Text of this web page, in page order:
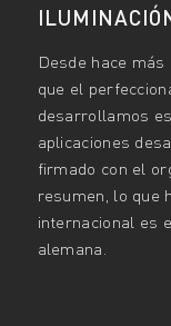
Desde hace
que el
desarrollamos
aplicaciones
firmado con el
resumen, lo que
internacional es
alemana.